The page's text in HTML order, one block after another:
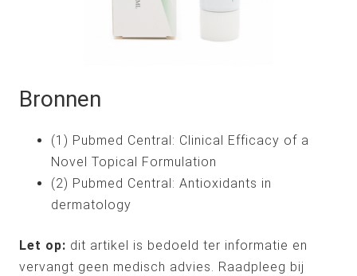
Bronnen
(1) Pubmed Central: Clinical Efficacy of a
Novel Topical Formulation
(2) Pubmed Central: Antioxidants in
dermatology
Let op: dit artikel is bedoeld ter informatie en
vervangt geen medisch advies. Raadpleeg bij